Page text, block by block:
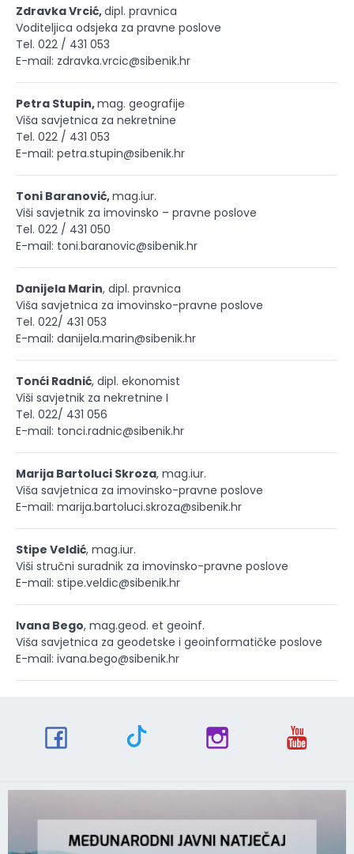
Zdravka Vrcić,dipl. pravnica
Voditeljica odsjeka za pravne poslove
Tel. 022 / 431 053
E-mail: zdravka.vrcic@sibenik.hr
Petra Stupin,mag. geografije
Viša savjetnica za nekretnine
Tel. 022 / 431 053
E-mail: petra.stupin@sibenik.hr
Toni Baranović,mag.iur.
Viši savjetnik za imovinsko – pravne poslove
Tel. 022 / 431 050
E-mail: toni.baranovic@sibenik.hr
Danijela Marin, dipl. pravnica
Viša savjetnica za imovinsko-pravne poslove
Tel. 022/ 431 053
E-mail: danijela.marin@sibenik.hr
Tonći Radnić, dipl. ekonomist
Viši savjetnik za nekretnine I
Tel. 022/ 431 056
E-mail: tonci.radnic@sibenik.hr
Marija Bartoluci Skroza, mag.iur.
Viša savjetnica za imovinsko-pravne poslove
E-mail: marija.bartoluci.skroza@sibenik.hr
Stipe Veldić, mag.iur.
Viši stručni suradnik za imovinsko-pravne poslove
E-mail: stipe.veldic@sibenik.hr
Ivana Bego, mag.geod. et geoinf.
Viša savjetnica za geodetske i geoinformatičke poslove
E-mail: ivana.bego@sibenik.hr